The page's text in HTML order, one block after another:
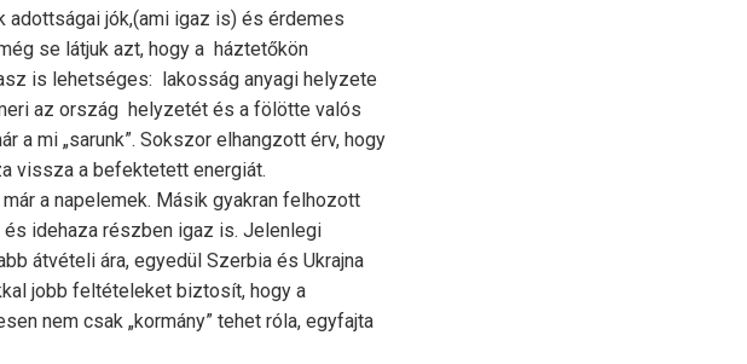
adottságai jók,(ami igaz is) és érdemes
se látjuk azt, hogy a háztetőkön
is lehetséges: lakosság anyagi helyzete
az ország helyzetét és a fölötte valós
a mi „sarunk”. Sokszor elhangzott érv, hogy
vissza a befektetett energiát.
a napelemek. Másik gyakran felhozott
és idehaza részben igaz is. Jelenlegi
átvételi ára, egyedül Szerbia és Ukrajna
jobb feltételeket biztosít, hogy a
nem csak „kormány” tehet róla, egyfajta